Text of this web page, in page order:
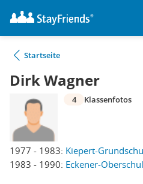
Startseite
Dirk Wagner
1977 - 1983: Kiepert-
1983 - 1990: Eckener-
4 Klassenfotos